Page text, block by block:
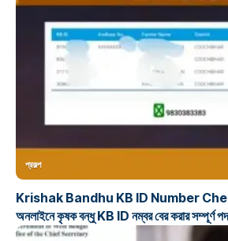
প্রকল্প
Krishak Bandhu KB ID Number
অনলাইনে কৃষক বন্ধু KB ID নম্বর বের করার সম্পূর্ণ